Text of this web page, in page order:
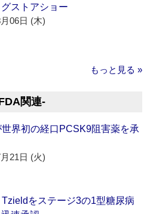
ストアショー
06日 (木)
もっと見る »
関連‐
界初の経口PCSK9阻害薬を承
21日 (火)
をステージ3の1型糖尿病